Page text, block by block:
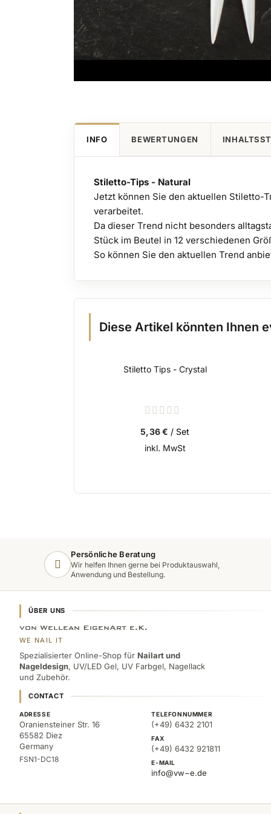
der
Bildgalerie
INFO
Stiletto-Tips - Natural
Jetzt können Sie den aktuellen Stiletto-
verarbeitet.
Da dieser Trend nicht besonders
Stück im Beutel in 12 verschiedenen
So können Sie den aktuellen Trend
BEWERTUNGEN
Diese Artikel könnten Ihnen
Stiletto Tips - Crystal
Rating:
5,36 € / Set
inkl. MwSt
Persönliche Beratung
Wir helfen Ihnen gerne bei Produktauswahl,
Anwendung und Bestellung.
ÜBER UNS
von Wellean EigenArt e.K.
WE NAIL IT
Spezialisierter Online-Shop für Nailart und
Nageldesign, UV/LED Gel, UV Farbgel, Nagellack
und Zubehör.
CONTACT
ADRESSE
Oraniensteiner Str. 16
65582 Diez
Germany
FSN1-DC18
TELEFONNUMMER
(+49) 6432 2101
FAX
(+49) 6432 921811
E-MAIL
info@vw−e.de